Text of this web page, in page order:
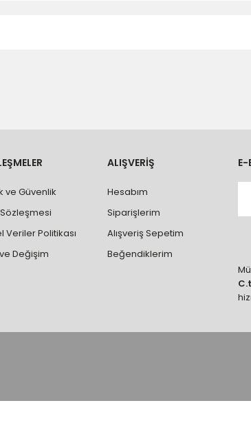
onaylanmış siparişler iade alınmaz veya
vermeden önce ürünlerin montajını yapacak
ve Güvenlik
Sözleşmesi
Veriler Politikası
Değişim
ALIŞVERİŞ
Hesabım
Siparişlerim
Alışveriş Sepetim
Beğendiklerim
E-